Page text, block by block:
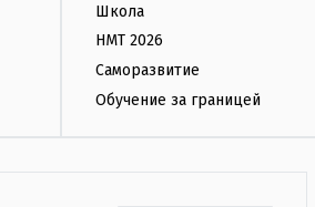
Школа
НМТ 2026
Саморазвитие
Обучение за границей